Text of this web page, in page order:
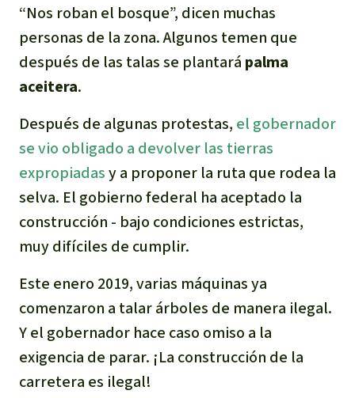
“Nos roban el bosque”, dicen muchas
personas de la zona. Algunos temen que
después de las talas se plantará palma
aceitera.
Después de algunas protestas, el gobernador
se vio obligado a devolver las tierras
expropiadasy a proponer la ruta que rodea la
selva. El gobierno federal ha aceptado la
construcción - bajo condiciones estrictas,
muy difíciles de cumplir.
Este enero 2019, varias máquinas ya
comenzaron a talar árboles de manera ilegal.
Y el gobernador hace caso omiso a la
exigencia de parar. ¡La construcción de la
carretera es ilegal!